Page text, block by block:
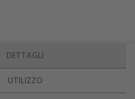
DETTAGLI
UTILIZZO